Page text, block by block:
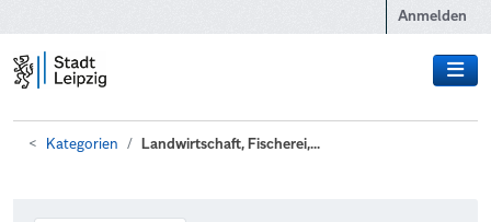
Anmelden
Kategorien Landwirtschaft, Fischerei,...